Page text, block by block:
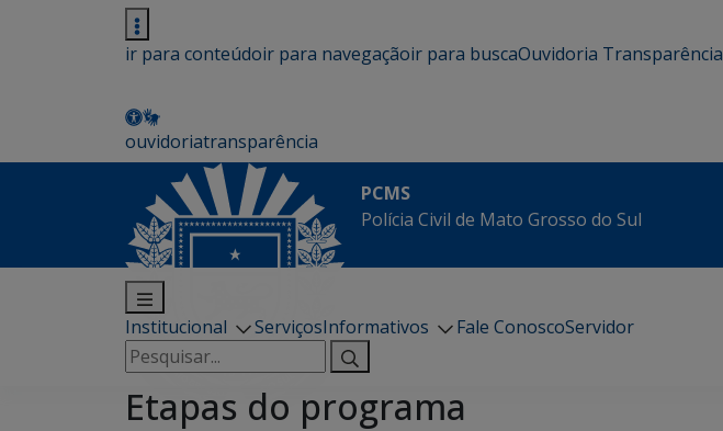
ir para conteúdoir para navegaçãoir para buscaOuvidoria Transparência
ouvidoriatransparência
PCMS
Polícia Civil de Mato Grosso do Sul
Institucional ServiçosInformativos Fale ConoscoServidor
Pesquisar
por:
Etapas do programa